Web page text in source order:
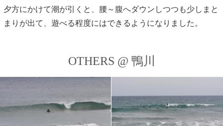
夕方にかけて潮が引くと、腰～腹へダウンしつつも少しまと
まりが出て、遊べる程度にはできるようになりました。
OTHERS @ 鴨川